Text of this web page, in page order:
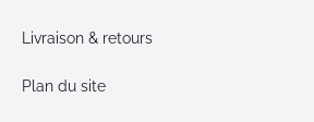
Livraison & retours
Plan du site